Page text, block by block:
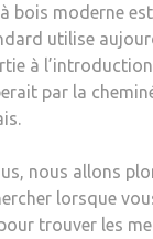
bois moderne
utilise
à
par la
nous allons
lorsque
trouver les